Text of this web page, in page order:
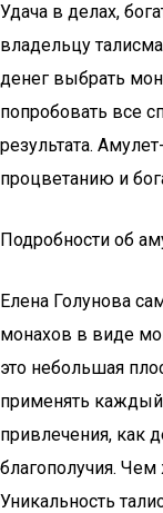
Удача в делах,
владельцу
денег выбрать
попробовать все
результата.
процветанию и
Подробности об
Елена Голунова
монахов в виде
это небольшая
применять
привлечения, как
благополучия. Чем
Уникальность